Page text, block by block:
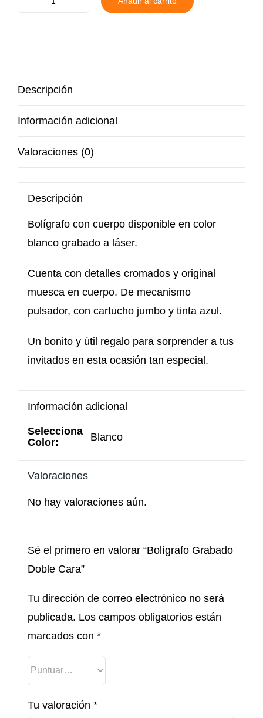
cantidad
Descripción
Información adicional
Valoraciones (0)
Descripción
Bolígrafo con cuerpo disponible en color
blanco grabado a láser.
Cuenta con detalles cromados y original
muesca en cuerpo. De mecanismo
pulsador, con cartucho jumbo y tinta azul.
Un bonito y útil regalo para sorprender a tus
invitados en esta ocasión tan especial.
Información adicional
Selecciona
Color:
Blanco
Valoraciones
No hay valoraciones aún.
Sé el primero en valorar “Bolígrafo Grabado
Doble Cara”
Tu dirección de correo electrónico no será
publicada. Los campos obligatorios están
marcados con *
Tu valoración *